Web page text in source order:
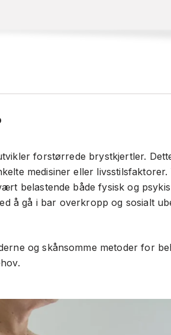
forstørrede brystkjertler.
medisiner eller livsstilsfaktorer.
belastende både fysisk og
å gå i bar overkropp og sosialt
og skånsomme metoder for